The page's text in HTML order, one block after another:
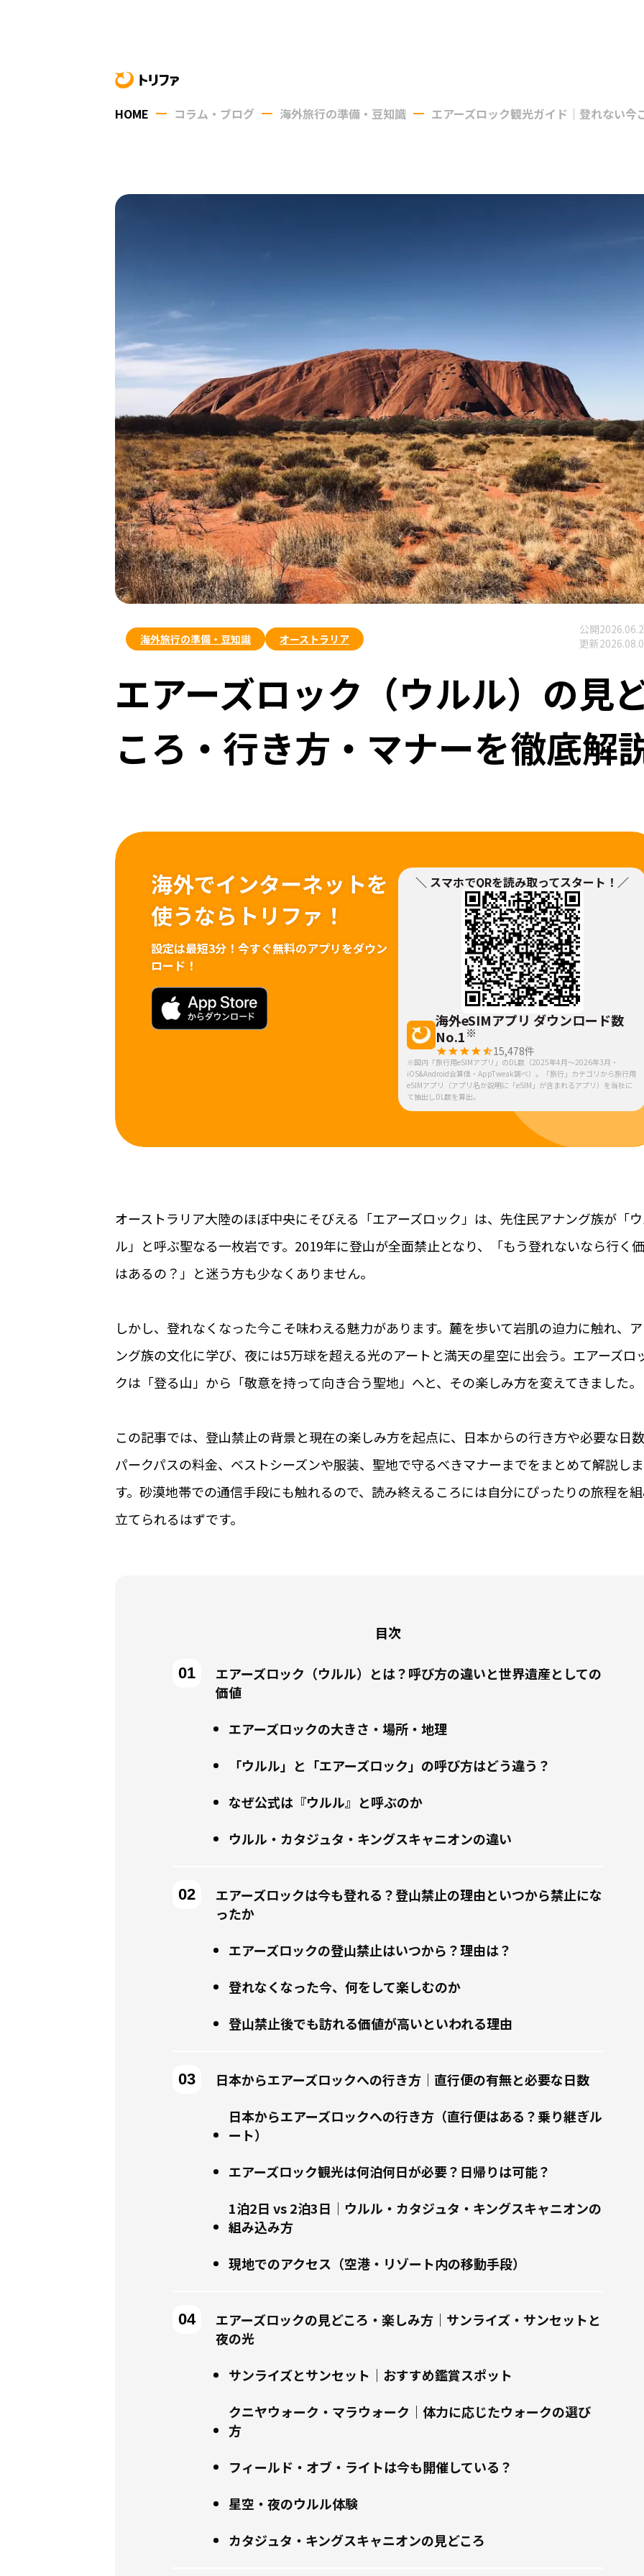
HOME コラム・ブログ 海外旅行の準備・豆知識 エアーズロック観光ガイド｜登れない
海外旅行の準備・豆知識 オーストラリア
公開
更新
エアーズロック（ウルル）の見
ころ・行き方・マナーを徹底解
海外でインターネットを
使うならトリファ！
設定は最短3分！ 今すぐ無料のアプリをダウン
ロード！
＼ スマホでQRを読み取ってスタート！／
海外eSIMアプリ ダウンロード数
No.1※
15,478件
※国内「旅行用eSIMアプリ」のDL数（2025年4月～2026年3月・
iOS&Android合算値・AppTweak調べ）。「旅行」カテゴリから旅行用
eSIMアプリ（アプリ名か説明に「eSIM」が含まれるアプリ）を当社に
て抽出しDL数を算出。
オーストラリア大陸のほぼ中央にそびえる「エアーズロック」は、先住民アナング族が「
ル」と呼ぶ聖なる一枚岩です。2019年に登山が全面禁止となり、「もう登れないなら行く
はあるの？」と迷う方も少なくありません。
しかし、登れなくなった今こそ味わえる魅力があります。麓を歩いて岩肌の迫力に触れ、
ング族の文化に学び、夜には5万球を超える光のアートと満天の星空に出会う。エアーズロ
クは「登る山」から「敬意を持って向き合う聖地」へと、その楽しみ方を変えてきました。
この記事では、登山禁止の背景と現在の楽しみ方を起点に、日本からの行き方や必要な日
パークパスの料金、ベストシーズンや服装、聖地で守るべきマナーまでをまとめて解説しま
す。砂漠地帯での通信手段にも触れるので、読み終えるころには自分にぴったりの旅程を
立てられるはずです。
目次
エアーズロック（ウルル）とは？呼び方の違いと世界遺産としての
価値
エアーズロックの大きさ・場所・地理
「ウルル」と「エアーズロック」の呼び方はどう違う？
なぜ公式は『ウルル』と呼ぶのか
ウルル・カタジュタ・キングスキャニオンの違い
エアーズロックは今も登れる？登山禁止の理由といつから禁止にな
ったか
エアーズロックの登山禁止はいつから？理由は？
登れなくなった今、何をして楽しむのか
登山禁止後でも訪れる価値が高いといわれる理由
日本からエアーズロックへの行き方｜直行便の有無と必要な日数
日本からエアーズロックへの行き方（直行便はある？乗り継ぎル
ート）
エアーズロック観光は何泊何日が必要？日帰りは可能？
1泊2日 vs 2泊3日｜ウルル・カタジュタ・キングスキャニオンの
組み込み方
現地でのアクセス（空港・リゾート内の移動手段）
エアーズロックの見どころ・楽しみ方｜サンライズ・サンセットと
夜の光
サンライズとサンセット｜おすすめ鑑賞スポット
クニヤウォーク・マラウォーク｜体力に応じたウォークの選び
方
フィールド・オブ・ライトは今も開催している？
星空・夜のウルル体験
カタジュタ・キングスキャニオンの見どころ